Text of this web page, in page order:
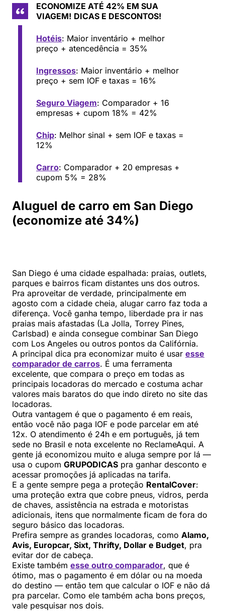
ECONOMIZE ATÉ 42% EM SUA
VIAGEM! DICAS E DESCONTOS!
Hotéis: Maior inventário + melhor
preço + atencedência = 35%
Ingressos: Maior inventário + melhor
preço + sem IOF e taxas = 16%
Seguro Viagem: Comparador + 16
empresas + cupom 18% = 42%
Chip: Melhor sinal + sem IOF e taxas =
12%
Carro: Comparador + 20 empresas +
cupom 5% = 28%
Aluguel de carro em San Diego
(economize até 34%)
San Diego é uma cidade espalhada: praias, outlets,
parques e bairros ficam distantes uns dos outros.
Pra aproveitar de verdade, principalmente em
agosto com a cidade cheia, alugar carro faz toda a
diferença. Você ganha tempo, liberdade pra ir nas
praias mais afastadas (La Jolla, Torrey Pines,
Carlsbad) e ainda consegue combinar San Diego
com Los Angeles ou outros pontos da Califórnia.
A principal dica pra economizar muito é usar esse
comparador de carros. É uma ferramenta
excelente, que compara o preço em todas as
principais locadoras do mercado e costuma achar
valores mais baratos do que indo direto no site das
locadoras.
Outra vantagem é que o pagamento é em reais,
então você não paga IOF e pode parcelar em até
12x. O atendimento é 24h e em português, já tem
sede no Brasil e nota excelente no ReclameAqui. A
gente já economizou muito e aluga sempre por lá —
usa o cupom GRUPODICAS pra ganhar desconto e
acessar promoções já aplicadas na tarifa.
E a gente sempre pega a proteção RentalCover:
uma proteção extra que cobre pneus, vidros, perda
de chaves, assistência na estrada e motoristas
adicionais, itens que normalmente ficam de fora do
seguro básico das locadoras.
Prefira sempre as grandes locadoras, como Alamo,
Avis, Europcar, Sixt, Thrifty, Dollar e Budget, pra
evitar dor de cabeça.
Existe também esse outro comparador, que é
ótimo, mas o pagamento é em dólar ou na moeda
do destino — então tem que calcular o IOF e não dá
pra parcelar. Como ele também acha bons preços,
vale pesquisar nos dois.